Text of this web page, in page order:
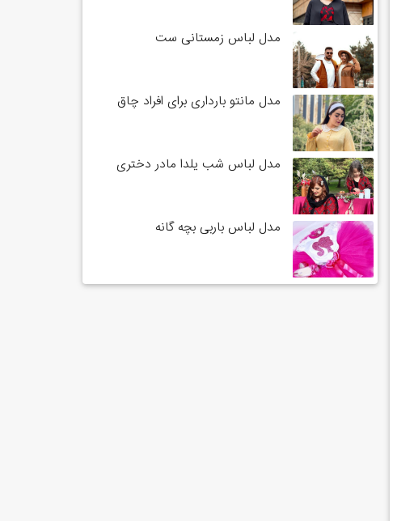
مدل لباس زمستانی ست
مدل مانتو بارداری برای افراد چاق
مدل لباس شب یلدا مادر دختری
مدل لباس باربی بچه گانه